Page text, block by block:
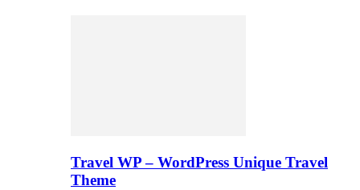
Travel WP – WordPress Unique Travel
Theme